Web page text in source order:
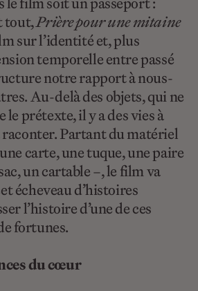
tout,Prière pour une mitaine
sur l’identité et, plus
temporelle entre passé
notre rapport à nous-
Au-delà des objets, qui ne
le prétexte, il y a des vies à
Partant du matériel
carte, une tuque, une paire
un cartable –, le film va
écheveau d’histoires
l’histoire d’une de ces
fortunes.
du cœur